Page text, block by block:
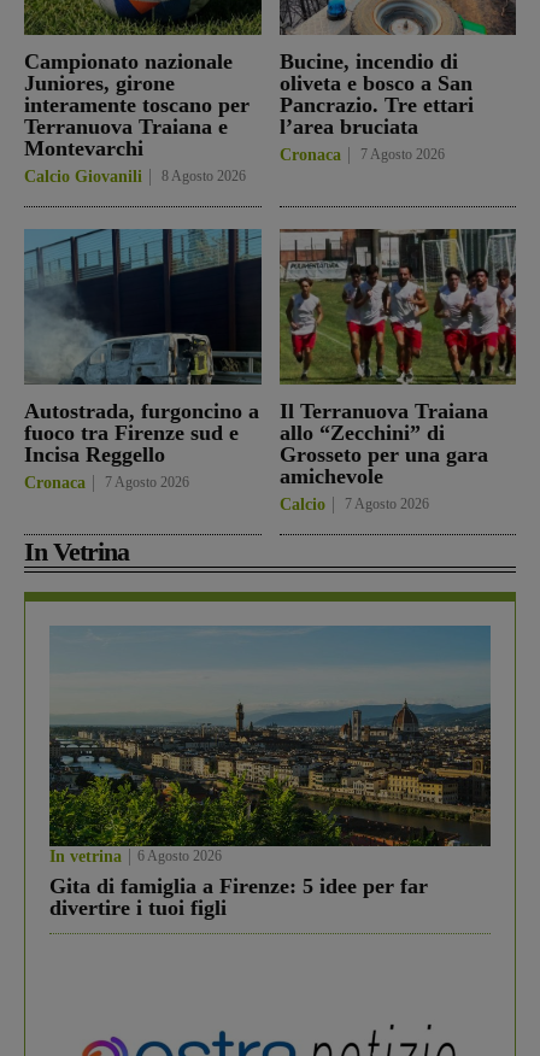
Campionato nazionale
Juniores, girone
interamente toscano per
Terranuova Traiana e
Montevarchi
Calcio Giovanili 8 Agosto 2026
Bucine, incendio di
oliveta e bosco a San
Pancrazio. Tre ettari
l’area bruciata
Cronaca 7 Agosto 2026
Autostrada, furgoncino a
fuoco tra Firenze sud e
Incisa Reggello
Cronaca 7 Agosto 2026
Il Terranuova Traiana
allo “Zecchini” di
Grosseto per una gara
amichevole
Calcio 7 Agosto 2026
In Vetrina
In vetrina 6 Agosto 2026
Gita di famiglia a Firenze: 5 idee per far
divertire i tuoi figli